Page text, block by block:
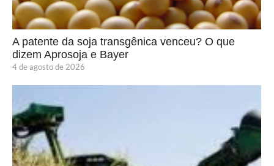
A patente da soja transgênica venceu? O que
dizem Aprosoja e Bayer
4 de agosto de 2026